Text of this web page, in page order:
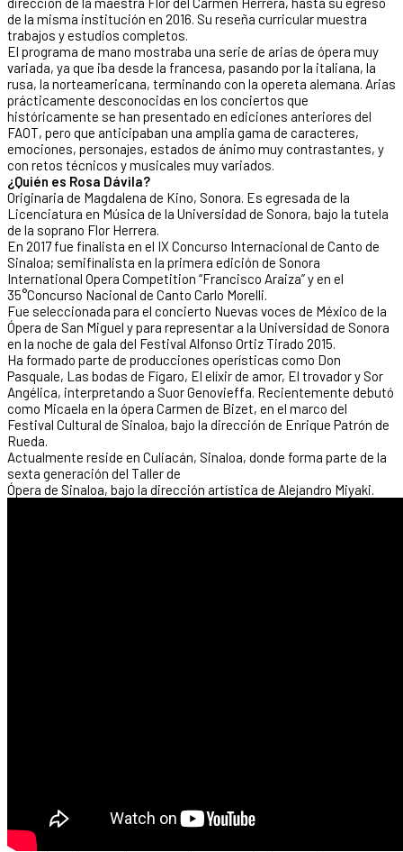
de la misma institución en 2016. Su reseña curricular muestra
trabajos y estudios completos.
El programa de mano mostraba una serie de arias de ópera muy
variada, ya que iba desde la francesa, pasando por la italiana, la
rusa, la norteamericana, terminando con la opereta alemana. Arias
prácticamente desconocidas en los conciertos que
históricamente se han presentado en ediciones anteriores del
FAOT, pero que anticipaban una amplia gama de caracteres,
emociones, personajes, estados de ánimo muy contrastantes, y
con retos técnicos y musicales muy variados.
¿Quién es Rosa Dávila?
Originaria de Magdalena de Kino, Sonora. Es egresada de la
Licenciatura en Música de la Universidad de Sonora, bajo la tutela
de la soprano Flor Herrera.
En 2017 fue finalista en el IX Concurso Internacional de Canto de
Sinaloa; semifinalista en la primera edición de Sonora
International Opera Competition “Francisco Araiza” y en el
35°Concurso Nacional de Canto Carlo Morelli.
Fue seleccionada para el concierto Nuevas voces de México de la
Ópera de San Miguel y para representar a la Universidad de Sonora
en la noche de gala del Festival Alfonso Ortiz Tirado 2015.
Ha formado parte de producciones operísticas como Don
Pasquale, Las bodas de Fígaro, El elíxir de amor, El trovador y Sor
Angélica, interpretando a Suor Genovieffa. Recientemente debutó
como Micaela en la ópera Carmen de Bizet, en el marco del
Festival Cultural de Sinaloa, bajo la dirección de Enrique Patrón de
Rueda.
Actualmente reside en Culiacán, Sinaloa, donde forma parte de la
sexta generación del Taller de
Ópera de Sinaloa, bajo la dirección artística de Alejandro Miyaki.